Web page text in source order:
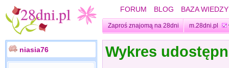
FORUM BLOG BAZA WIEDZY
Zaproś znajomą na 28dni m.28dni.pl
niasia76 Wykres